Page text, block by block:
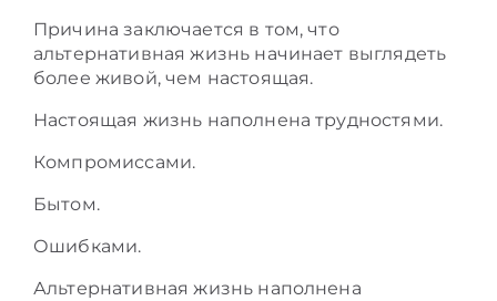
Причина заключается в том, что
альтернативная жизнь начинает выглядеть
более живой, чем настоящая.
Настоящая жизнь наполнена трудностями.
Компромиссами.
Бытом.
Ошибками.
Альтернативная жизнь наполнена